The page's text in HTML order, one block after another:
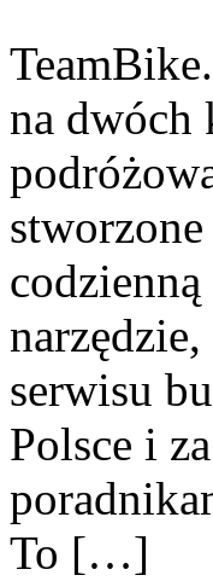
na dwóch
serwisu
Polsce i
To […]